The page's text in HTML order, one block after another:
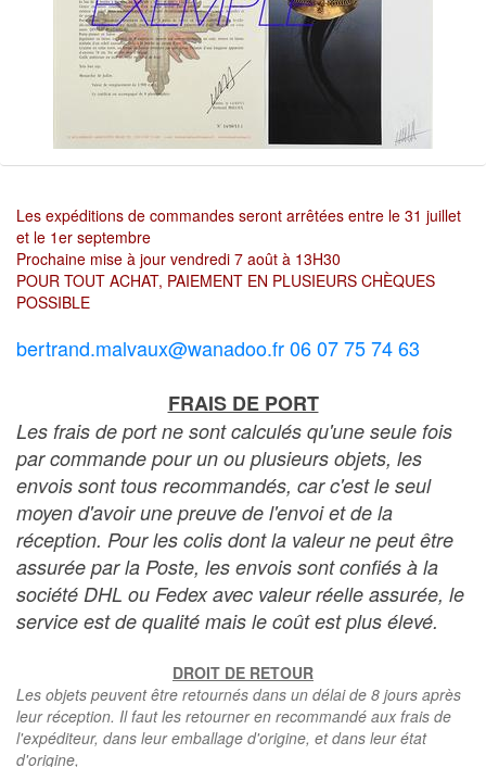
Les expéditions de commandes seront arrêtées entre le 31 juillet
et le 1er septembre
Prochaine mise à jour vendredi 7 août à 13H30
POUR TOUT ACHAT, PAIEMENT EN PLUSIEURS CHÈQUES
POSSIBLE
bertrand.malvaux@wanadoo.fr 06 07 75 74 63
FRAIS DE PORT
Les frais de port ne sont calculés qu'une seule fois
par commande pour un ou plusieurs objets, les
envois sont tous recommandés, car c'est le seul
moyen d'avoir une preuve de l'envoi et de la
réception. Pour les colis dont la valeur ne peut être
assurée par la Poste, les envois sont confiés à la
société DHL ou Fedex avec valeur réelle assurée, le
service est de qualité mais le coût est plus élevé.
DROIT DE RETOUR
Les objets peuvent être retournés dans un délai de 8 jours après
leur réception. Il faut les retourner en recommandé aux frais de
l'expéditeur, dans leur emballage d'origine, et dans leur état
d'origine,